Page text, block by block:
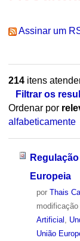
Assinar um
214itens
Filtrar os
Ordenar por
alfabeticamente
Europeia
por Thais
modificação
Artificial
União